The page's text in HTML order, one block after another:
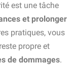
est une tâche
et prolonger
pratiques, vous
propre et
de dommages.